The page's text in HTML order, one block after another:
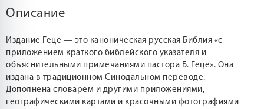
Описание
Издание Геце — это каноническая русская Библия «с
приложением краткого библейского указателя и
объяснительными примечаниями пастора Б. Геце». Она
издана в традиционном Синодальном переводе.
Дополнена словарем и другими приложениями,
географическими картами и красочными фотографиями